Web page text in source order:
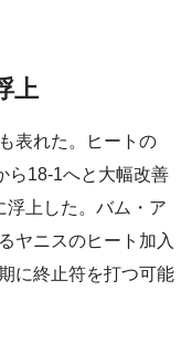
上
表れた。ヒートの
ら18-1へと大幅改善
浮上した。バム・ア
ヤニスのヒート加入
に終止符を打つ可能